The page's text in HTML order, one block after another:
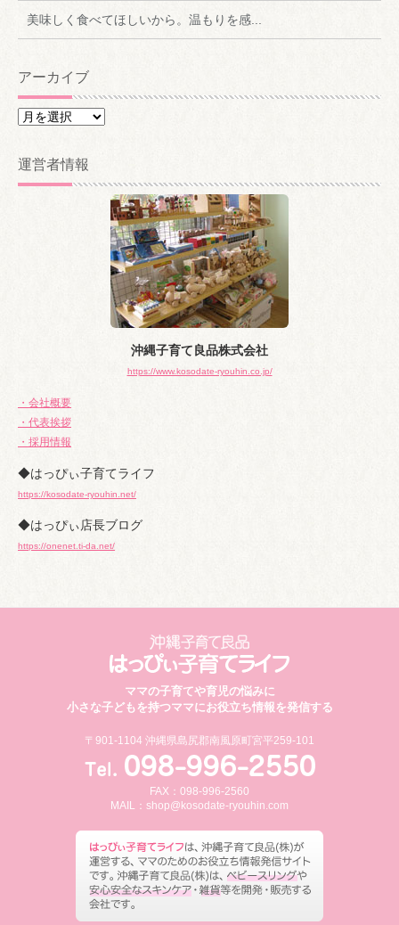
美味しく食べてほしいから。温もりを感...
アーカイブ
ア
カ
イ
運営者情報
沖縄子育て良品株式会社
https://www.kosodate-ryouhin.co.jp/
・会社概要
・代表挨拶
・採用情報
◆はっぴぃ子育てライフ
https://kosodate-ryouhin.net/
◆はっぴぃ店長ブログ
https://onenet.ti-da.net/
ママの子育てや育児の悩みに
小さな子どもを持つママにお役立ち情報を発信する
〒901-1104 沖縄県島尻郡南風原町宮平259-101
FAX：098-996-2560
MAIL： shop@kosodate-ryouhin.com